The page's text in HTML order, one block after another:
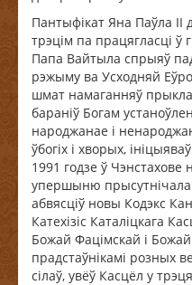
Пантыфікат Яна Паўла ІІ
трэцім па працягласці ў
Папа Вайтыла спрыяў
рэжыму ва Усходняй
шмат намаганняў
бараніў Богам
народжанае і
ўбогіх і хворых,
1991 годзе ў Чэнстахове
упершыню прысутнічала
абвясціў новы Кодэкс
Катехізіс Каталіцкага
Божай Фацімскай і Божай
прадстаўнікамі розных
сілаў, увёў Касцёл у